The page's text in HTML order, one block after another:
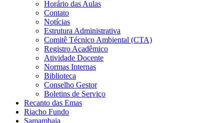
Horário das Aulas
Contato
Notícias
Estrutura Administrativa
Comitê Técnico Ambiental (CTA)
Registro Acadêmico
Atividade Docente
Normas Internas
Biblioteca
Conselho Gestor
Boletins de Serviço
Recanto das Emas
Riacho Fundo
Samambaia